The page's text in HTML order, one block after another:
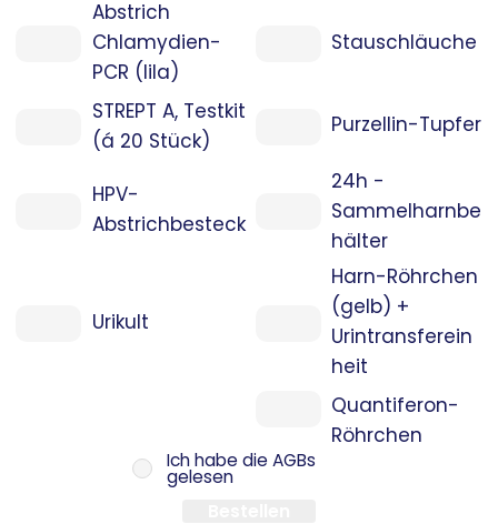
Abstrich
Chlamydien-
PCR (lila)
STREPT A, Testkit
(á 20 Stück)
HPV-
Abstrichbesteck
Urikult
Stauschläuche
Purzellin-Tupfer
24h -
Sammelharnbe
hälter
Harn-Röhrchen
(gelb) +
Urintransferein
heit
Quantiferon-
Röhrchen
Ich habe die AGBs
gelesen